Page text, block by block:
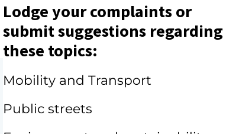
Lodge your complaints or
submit suggestions regarding
these topics:
Mobility and Transport
Public streets